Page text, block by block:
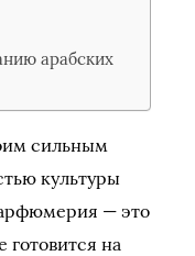
арабских
сильным
культуры
— это
на